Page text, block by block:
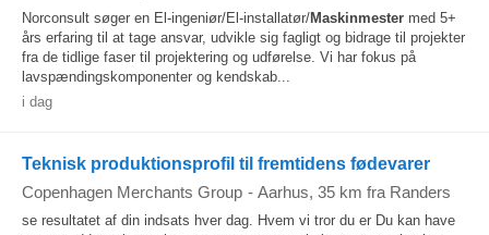
Norconsult søger en El-ingeniør/El-installatør/Maskinmester med 5+
års erfaring til at tage ansvar, udvikle sig fagligt og bidrage til projekter
fra de tidlige faser til projektering og udførelse. Vi har fokus på
lavspændingskomponenter og kendskab...
i dag
Teknisk produktionsprofil til fremtidens fødevarer
Copenhagen Merchants Group - Aarhus, 35 km fra Randers
se resultatet af din indsats hver dag. Hvem vi tror du er Du kan have